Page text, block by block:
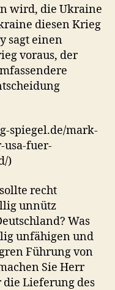
wird, die Ukraine
diesen Krieg
sagt einen
voraus, der
spiegel.de/mark-
usa-fuer-
)
recht
unnütz
Was
unfähigen und
Führung von
Sie Herr
Lieferung des